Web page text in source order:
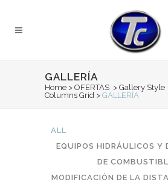
GALLERÍA
Home > OFERTAS > Gallery Style
Columns Grid > GALLERÍA
ALL
EQUIPOS HIDRÁULICOS Y
DE
MODIFICACIÓN DE LA